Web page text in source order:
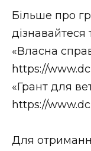
Більше про
дізнавайтеся
«Власна
https://
«Грант для
https://
Для